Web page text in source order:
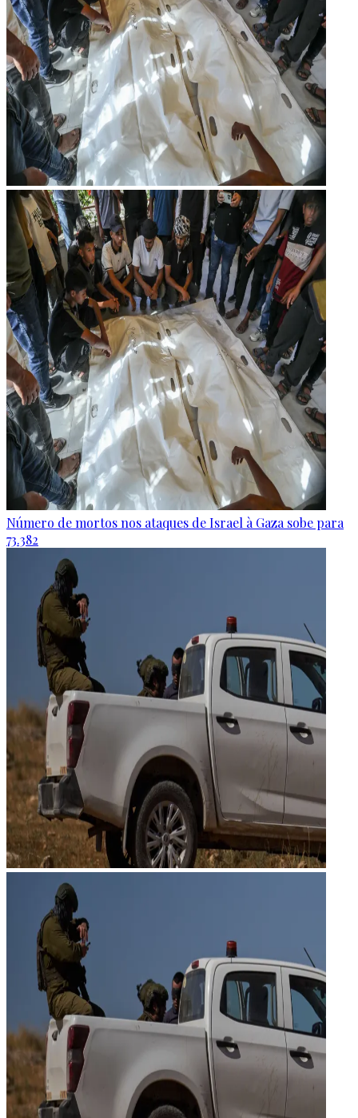
Número de mortos nos ataques de Israel à Gaza sobe para
73.382